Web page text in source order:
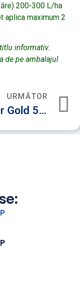
200-300 L/ha
aplica maximum 2
informativ.
de pe ambalajul
URMĂTOR
Faster Gold 50 EC